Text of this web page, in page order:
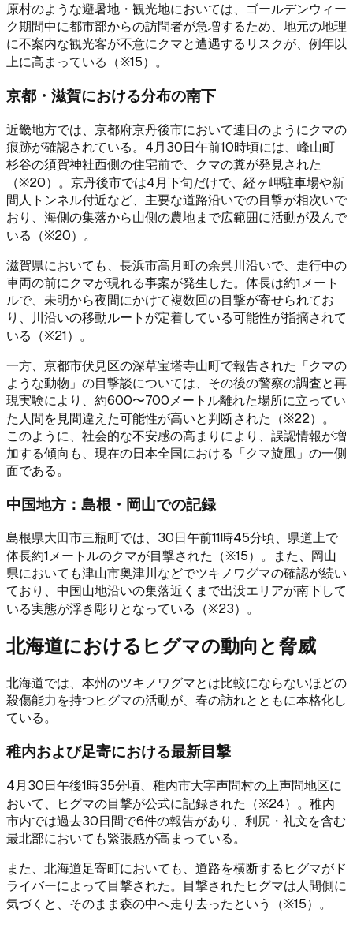
原村のような避暑地・観光地においては、ゴールデンウィー
ク期間中に都市部からの訪問者が急増するため、地元の地理
に不案内な観光客が不意にクマと遭遇するリスクが、例年以
上に高まっている（※15）。
京都・滋賀における分布の南下
近畿地方では、京都府京丹後市において連日のようにクマの
痕跡が確認されている。4月30日午前10時頃には、峰山町
杉谷の須賀神社西側の住宅前で、クマの糞が発見された
（※20）。京丹後市では4月下旬だけで、経ヶ岬駐車場や新
間人トンネル付近など、主要な道路沿いでの目撃が相次いで
おり、海側の集落から山側の農地まで広範囲に活動が及んで
いる（※20）。
滋賀県においても、長浜市高月町の余呉川沿いで、走行中の
車両の前にクマが現れる事案が発生した。体長は約1メート
ルで、未明から夜間にかけて複数回の目撃が寄せられてお
り、川沿いの移動ルートが定着している可能性が指摘されて
いる（※21）。
一方、京都市伏見区の深草宝塔寺山町で報告された「クマの
ような動物」の目撃談については、その後の警察の調査と再
現実験により、約600〜700メートル離れた場所に立ってい
た人間を見間違えた可能性が高いと判断された（※22）。
このように、社会的な不安感の高まりにより、誤認情報が増
加する傾向も、現在の日本全国における「クマ旋風」の一側
面である。
中国地方：島根・岡山での記録
島根県大田市三瓶町では、30日午前11時45分頃、県道上で
体長約1メートルのクマが目撃された（※15）。また、岡山
県においても津山市奥津川などでツキノワグマの確認が続い
ており、中国山地沿いの集落近くまで出没エリアが南下して
いる実態が浮き彫りとなっている（※23）。
北海道におけるヒグマの動向と脅威
北海道では、本州のツキノワグマとは比較にならないほどの
殺傷能力を持つヒグマの活動が、春の訪れとともに本格化し
ている。
稚内および足寄における最新目撃
4月30日午後1時35分頃、稚内市大字声問村の上声問地区に
おいて、ヒグマの目撃が公式に記録された（※24）。稚内
市内では過去30日間で6件の報告があり、利尻・礼文を含む
最北部においても緊張感が高まっている。
また、北海道足寄町においても、道路を横断するヒグマがド
ライバーによって目撃された。目撃されたヒグマは人間側に
気づくと、そのまま森の中へ走り去ったという（※15）。